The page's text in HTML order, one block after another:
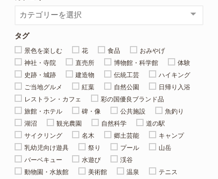
タグ
景色を楽しむ 花 食品
おみやげ
神社・寺院
直売所 博物館・科学館
体験
史跡・城跡
建造物 伝統工芸
ハイキング
ご当地グルメ
紅葉 自然公園
日帰り入浴
レストラン・カフェ
彩の国優良ブランド品
旅館・ホテル
碑・像 公共施設
魚釣り
湖沼
観光農園 自然科学
道の駅
サイクリング
名木 郷土芸能
キャンプ
乳幼児向け遊具
祭り プール
山岳
バーベキュー
水遊び
渓谷
動物園・水族館
美術館 温泉
テニス